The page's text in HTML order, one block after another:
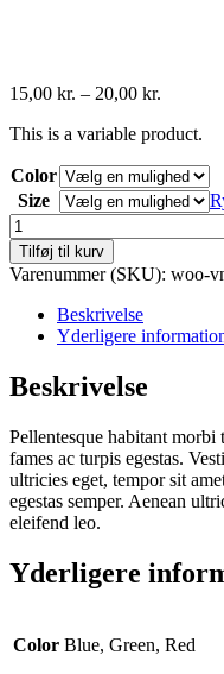
15,00 kr. – 20,00 kr.
This is a variable product.
Color
Size
V-
Neck
T-
Shirt
antal
Tilføj til kurv
Varenummer (SKU): woo-
Beskrivelse
Yderligere
Beskrivelse
Pellentesque habitant morbi
fames ac turpis egestas.
ultricies eget, tempor sit
egestas semper. Aenean
eleifend leo.
Yderligere
Color Blue, Green, Red